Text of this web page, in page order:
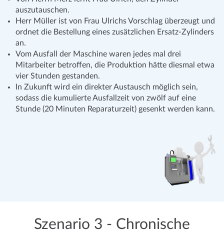
auszutauschen.
Herr Müller ist von Frau Ulrichs Vorschlag überzeugt und
ordnet die Bestellung eines zusätzlichen Ersatz-Zylinders
an.
Vom Ausfall der Maschine waren jedes mal drei
Mitarbeiter betroffen, die Produktion hätte diesmal etwa
vier Stunden gestanden.
In Zukunft wird ein direkter Austausch möglich sein,
sodass die kumulierte Ausfallzeit von zwölf auf eine
Stunde (20 Minuten Reparaturzeit) gesenkt werden kann.
Szenario 3 - Chronische